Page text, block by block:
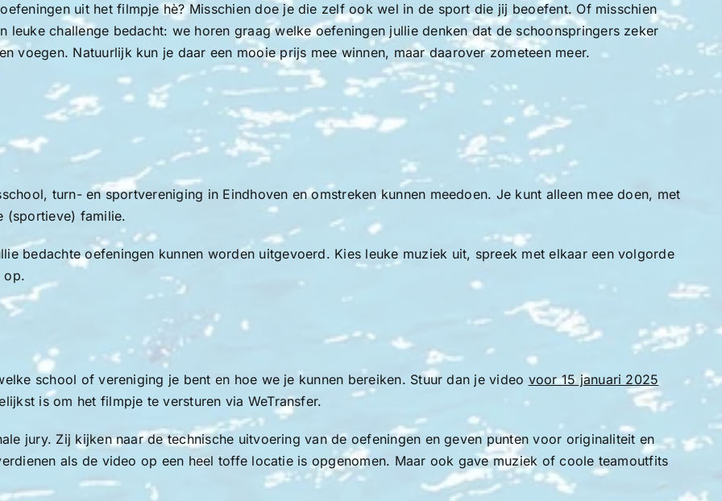
uit het filmpje hè? Misschien doe je die zelf ook wel in de sport die jij beoefent. Of misschien
leuke challenge bedacht: we horen graag welke oefeningen jullie denken dat de schoonspringers zeker
voegen. Natuurlijk kun je daar een mooie prijs mee winnen, maar daarover zometeen meer.
turn- en sportvereniging in Eindhoven en omstreken kunnen meedoen. Je kunt alleen mee doen, met
(sportieve) familie.
bedachte oefeningen kunnen worden uitgevoerd. Kies leuke muziek uit, spreek met elkaar een volgorde
op.
school of vereniging je bent en hoe we je kunnen bereiken. Stuur dan je video voor 15 januari 2025
is om het filmpje te versturen via WeTransfer.
jury. Zij kijken naar de technische uitvoering van de oefeningen en geven punten voor originaliteit en
als de video op een heel toffe locatie is opgenomen. Maar ook gave muziek of coole teamoutfits